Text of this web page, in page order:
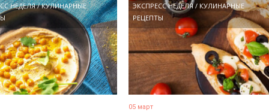
НЕДЕЛЯ/КУЛИНАРНЫЕ
ЭКСПРЕСС НЕДЕЛЯ/ КУЛИНАРНЫЕ
РЕЦЕПТЫ
05 март